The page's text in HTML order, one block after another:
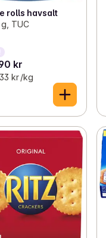
rolls havsalt
TUC
kr
kr /kg